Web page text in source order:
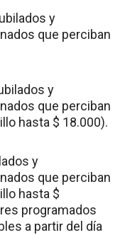
y
que perciban
y
que perciban
hasta $ 18.000).
y
que perciban
hasta $
programados
a partir del día